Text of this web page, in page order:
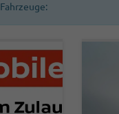
Fahrzeuge: